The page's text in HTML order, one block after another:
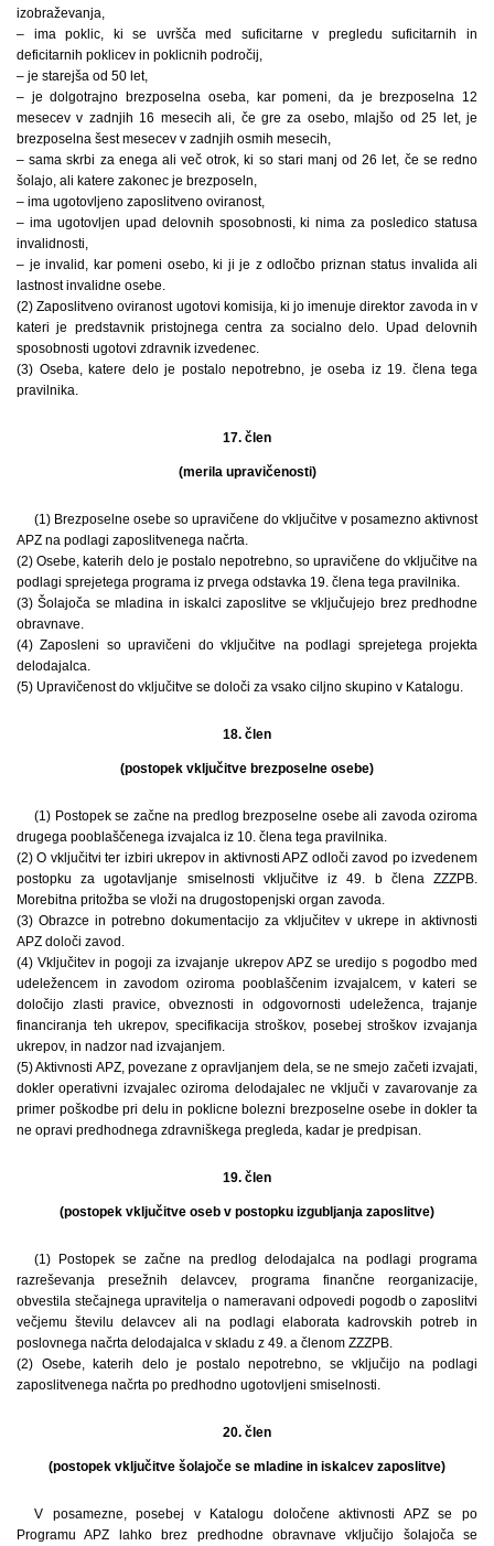
izobraževanja,
– ima poklic, ki se uvršča med suficitarne v pregledu suficitarnih in
deficitarnih poklicev in poklicnih področij,
– je starejša od 50 let,
– je dolgotrajno brezposelna oseba, kar pomeni, da je brezposelna 12
mesecev v zadnjih 16 mesecih ali, če gre za osebo, mlajšo od 25 let, je
brezposelna šest mesecev v zadnjih osmih mesecih,
– sama skrbi za enega ali več otrok, ki so stari manj od 26 let, če se redno
šolajo, ali katere zakonec je brezposeln,
– ima ugotovljeno zaposlitveno oviranost,
– ima ugotovljen upad delovnih sposobnosti, ki nima za posledico statusa
invalidnosti,
– je invalid, kar pomeni osebo, ki ji je z odločbo priznan status invalida ali
lastnost invalidne osebe.
(2) Zaposlitveno oviranost ugotovi komisija, ki jo imenuje direktor zavoda in v
kateri je predstavnik pristojnega centra za socialno delo. Upad delovnih
sposobnosti ugotovi zdravnik izvedenec.
(3) Oseba, katere delo je postalo nepotrebno, je oseba iz 19. člena tega
pravilnika.
17. člen
(merila upravičenosti)
(1) Brezposelne osebe so upravičene do vključitve v posamezno aktivnost
APZ na podlagi zaposlitvenega načrta.
(2) Osebe, katerih delo je postalo nepotrebno, so upravičene do vključitve na
podlagi sprejetega programa iz prvega odstavka 19. člena tega pravilnika.
(3) Šolajoča se mladina in iskalci zaposlitve se vključujejo brez predhodne
obravnave.
(4) Zaposleni so upravičeni do vključitve na podlagi sprejetega projekta
delodajalca.
(5) Upravičenost do vključitve se določi za vsako ciljno skupino v Katalogu.
18. člen
(postopek vključitve brezposelne osebe)
(1) Postopek se začne na predlog brezposelne osebe ali zavoda oziroma
drugega pooblaščenega izvajalca iz 10. člena tega pravilnika.
(2) O vključitvi ter izbiri ukrepov in aktivnosti APZ odloči zavod po izvedenem
postopku za ugotavljanje smiselnosti vključitve iz 49. b člena ZZZPB.
Morebitna pritožba se vloži na drugostopenjski organ zavoda.
(3) Obrazce in potrebno dokumentacijo za vključitev v ukrepe in aktivnosti
APZ določi zavod.
(4) Vključitev in pogoji za izvajanje ukrepov APZ se uredijo s pogodbo med
udeležencem in zavodom oziroma pooblaščenim izvajalcem, v kateri se
določijo zlasti pravice, obveznosti in odgovornosti udeleženca, trajanje
financiranja teh ukrepov, specifikacija stroškov, posebej stroškov izvajanja
ukrepov, in nadzor nad izvajanjem.
(5) Aktivnosti APZ, povezane z opravljanjem dela, se ne smejo začeti izvajati,
dokler operativni izvajalec oziroma delodajalec ne vključi v zavarovanje za
primer poškodbe pri delu in poklicne bolezni brezposelne osebe in dokler ta
ne opravi predhodnega zdravniškega pregleda, kadar je predpisan.
19. člen
(postopek vključitve oseb v postopku izgubljanja zaposlitve)
(1) Postopek se začne na predlog delodajalca na podlagi programa
razreševanja presežnih delavcev, programa finančne reorganizacije,
obvestila stečajnega upravitelja o nameravani odpovedi pogodb o zaposlitvi
večjemu številu delavcev ali na podlagi elaborata kadrovskih potreb in
poslovnega načrta delodajalca v skladu z 49. a členom ZZZPB.
(2) Osebe, katerih delo je postalo nepotrebno, se vključijo na podlagi
zaposlitvenega načrta po predhodno ugotovljeni smiselnosti.
20. člen
(postopek vključitve šolajoče se mladine in iskalcev zaposlitve)
V posamezne, posebej v Katalogu določene aktivnosti APZ se po
Programu APZ lahko brez predhodne obravnave vključijo šolajoča se